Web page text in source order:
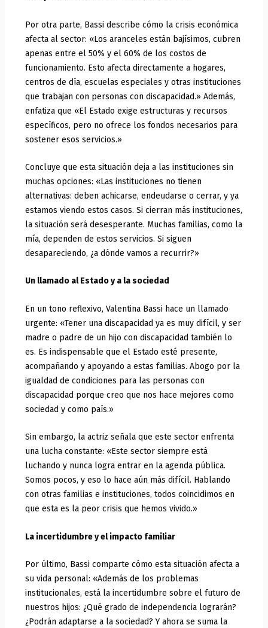
Por otra parte, Bassi describe cómo la crisis económica
afecta al sector: «Los aranceles están bajísimos, cubren
apenas entre el 50% y el 60% de los costos de
funcionamiento. Esto afecta directamente a hogares,
centros de día, escuelas especiales y otras instituciones
que trabajan con personas con discapacidad.» Además,
enfatiza que «El Estado exige estructuras y recursos
específicos, pero no ofrece los fondos necesarios para
sostener esos servicios.»
Concluye que esta situación deja a las instituciones sin
muchas opciones: «Las instituciones no tienen
alternativas: deben achicarse, endeudarse o cerrar, y ya
estamos viendo estos casos. Si cierran más instituciones,
la situación será desesperante. Muchas familias, como la
mía, dependen de estos servicios. Si siguen
desapareciendo, ¿a dónde vamos a recurrir?»
Un llamado al Estado y a la sociedad
En un tono reflexivo, Valentina Bassi hace un llamado
urgente: «Tener una discapacidad ya es muy difícil, y ser
madre o padre de un hijo con discapacidad también lo
es. Es indispensable que el Estado esté presente,
acompañando y apoyando a estas familias. Abogo por la
igualdad de condiciones para las personas con
discapacidad porque creo que nos hace mejores como
sociedad y como país.»
Sin embargo, la actriz señala que este sector enfrenta
una lucha constante: «Este sector siempre está
luchando y nunca logra entrar en la agenda pública.
Somos pocos, y eso lo hace aún más difícil. Hablando
con otras familias e instituciones, todos coincidimos en
que esta es la peor crisis que hemos vivido.»
La incertidumbre y el impacto familiar
Por último, Bassi comparte cómo esta situación afecta a
su vida personal: «Además de los problemas
institucionales, está la incertidumbre sobre el futuro de
nuestros hijos: ¿Qué grado de independencia lograrán?
¿Podrán adaptarse a la sociedad? Y ahora se suma la